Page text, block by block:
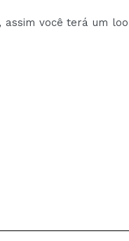
, assim você terá um